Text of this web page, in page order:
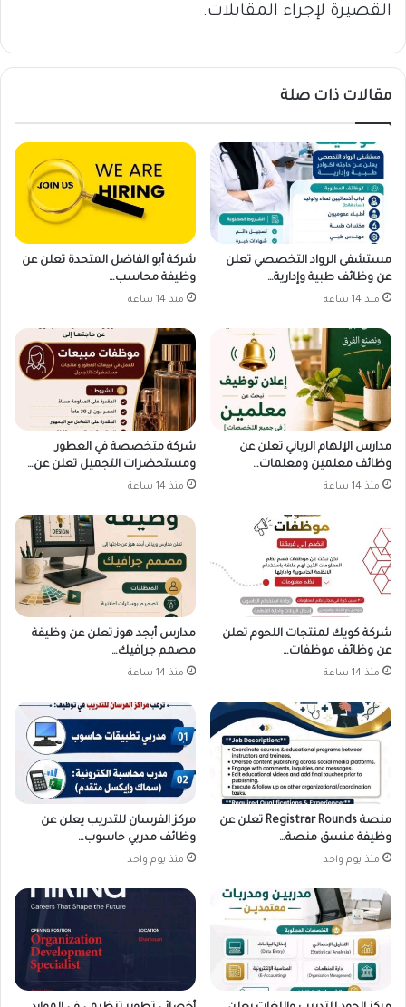
القصيرة لإجراء المقابلات.
مقالات ذات صلة
مستشفى الرواد التخصصي تعلن
عن وظائف طبية وإدارية…
منذ 14 ساعة
شركة أبو الفاضل المتحدة تعلن عن
وظيفة محاسب…
منذ 14 ساعة
مدارس الإلهام الرباني تعلن عن
وظائف معلمين ومعلمات…
منذ 14 ساعة
شركة متخصصة في العطور
ومستحضرات التجميل تعلن عن…
منذ 14 ساعة
شركة كويك لمنتجات اللحوم تعلن
عن وظائف موظفات…
منذ 14 ساعة
مدارس أبجد هوز تعلن عن وظيفة
مصمم جرافيك…
منذ 14 ساعة
منصة Registrar Rounds تعلن عن
وظيفة منسق منصة…
منذ يوم واحد
مركز الفرسان للتدريب يعلن عن
وظائف مدربي حاسوب…
منذ يوم واحد